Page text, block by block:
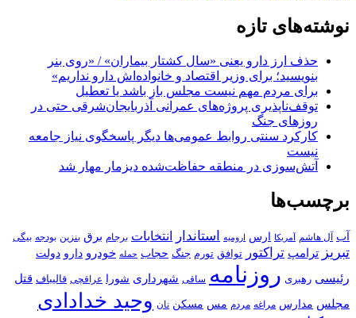
نوشته‌های تازه
حذف ارز دارو یعنی «سال کشتار بیماران» / «روی بنر
بنویسید؛ برای وزیر اقتصاد و خانواده‌اش دارو نداریم»
برای مردم مهم نیست مجلس باز باشد یا تعطیل
توقف‌ناپذیری پروژه‌های عمرانی آذربایجان‌شرقی حتی در
روزهای جنگ
کارکرد سنتی روابط عمومی‌ها دیگر پاسخگوی نیاز جامعه
نیست
آتش‌سوزی در منطقه حفاظت‌شده دیزمار مهار شد
برچسب‌ها
آب آل هاشم آمریکا ارس ارومیه استاندار انتخابات برجام برق بنزین بودجه بیگی
تبریز ترامپ تراکتور توافق تورم جنگ حجاب حمله خودرو دارو دولت
رئیسی رهبری روزنامه ساقی شهرداری شورا عراقچی قالیباف قتل
مجلس مدارس مراغه مردم مس مسکن نان وحید خدادادی